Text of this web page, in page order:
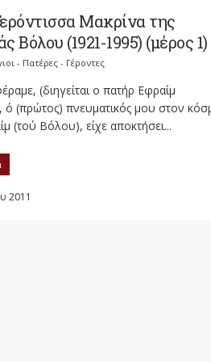
Μακρίνα της
Βόλου (1921-1995) (μέρος 1)
- Πατέρες - Γέροντες
(διηγείται ο πατήρ Εφραίμ
ό (πρώτος) πνευματικός μου στον
(τού Βόλου), είχε αποκτήσει...
2011